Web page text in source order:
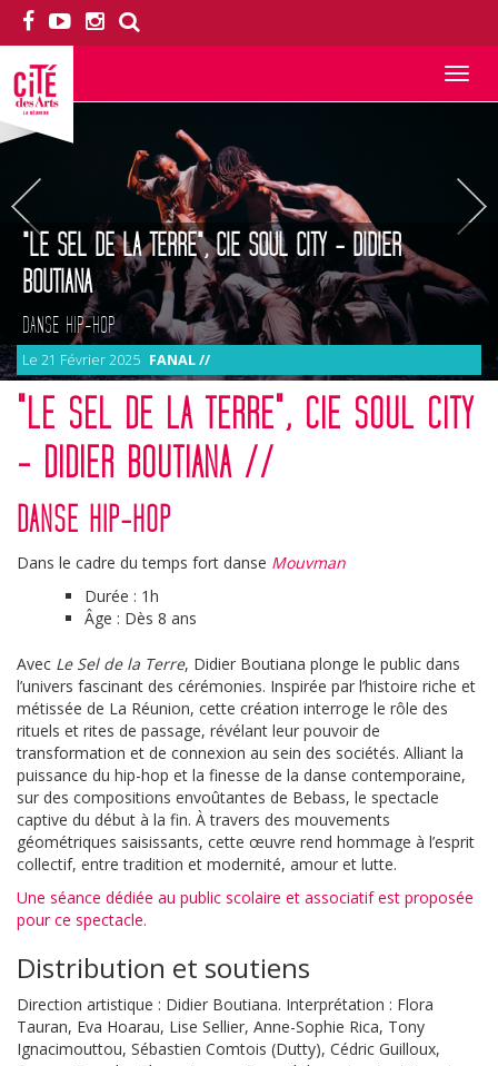
Toggle
navigation
"LE SEL DE LA TERRE", CIE SOUL CITY - DIDIER
BOUTIANA
DANSE HIP-HOP
Le 21 Février 2025 FANAL //
"LE SEL DE LA TERRE", CIE SOUL CITY
- DIDIER BOUTIANA //
DANSE HIP-HOP
Dans le cadre du temps fort danse Mouvman
Durée : 1h
Âge : Dès 8 ans
Avec Le Sel de la Terre, Didier Boutiana plonge le public dans
l’univers fascinant des cérémonies. Inspirée par l’histoire riche et
métissée de La Réunion, cette création interroge le rôle des
rituels et rites de passage, révélant leur pouvoir de
transformation et de connexion au sein des sociétés. Alliant la
puissance du hip-hop et la finesse de la danse contemporaine,
sur des compositions envoûtantes de Bebass, le spectacle
captive du début à la fin. À travers des mouvements
géométriques saisissants, cette œuvre rend hommage à l’esprit
collectif, entre tradition et modernité, amour et lutte.
Une séance dédiée au public scolaire et associatif est proposée
pour ce spectacle.
Distribution et soutiens
Direction artistique : Didier Boutiana. Interprétation : Flora
Tauran, Eva Hoarau, Lise Sellier, Anne-Sophie Rica, Tony
Ignacimouttou, Sébastien Comtois (Dutty), Cédric Guilloux,